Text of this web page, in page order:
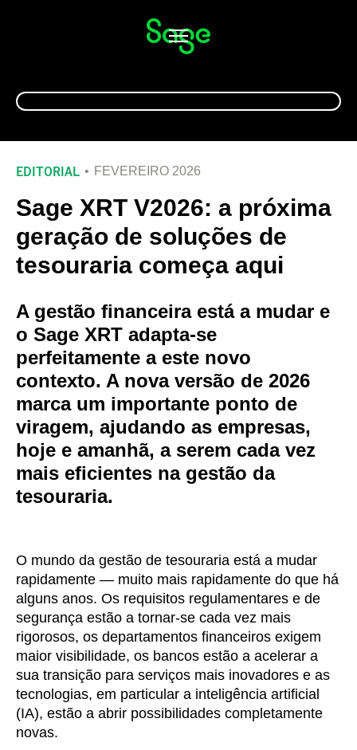
Alternar
navegação
EDITORIAL FEVEREIRO 2026
Sage XRT V2026: a próxima
geração de soluções de
tesouraria começa aqui
A gestão financeira está a mudar e
o Sage XRT adapta-se
perfeitamente a este novo
contexto. A nova versão de 2026
marca um importante ponto de
viragem, ajudando as empresas,
hoje e amanhã, a serem cada vez
mais eficientes na gestão da
tesouraria.
O mundo da gestão de tesouraria está a mudar
rapidamente — muito mais rapidamente do que há
alguns anos. Os requisitos regulamentares e de
segurança estão a tornar-se cada vez mais
rigorosos, os departamentos financeiros exigem
maior visibilidade, os bancos estão a acelerar a
sua transição para serviços mais inovadores e as
tecnologias, em particular a inteligência artificial
(IA), estão a abrir possibilidades completamente
novas.